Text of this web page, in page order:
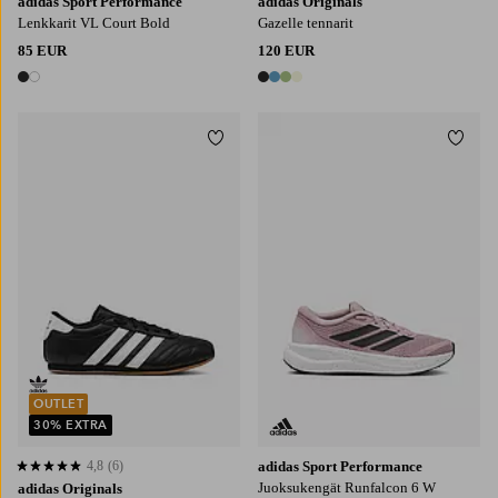
Lenkkarit VL Court Bold
85 EUR
2 värejä
Gazelle tennarit
120 EUR
4 värejä
adidas Originals
4,8 perustuen 6 arvosanaan
4,8 (6)
OUTLET
30% EXTRA
Lisää suosikkeihin
adidas Sport Performance
Juoksukengät Runfalcon 6 W